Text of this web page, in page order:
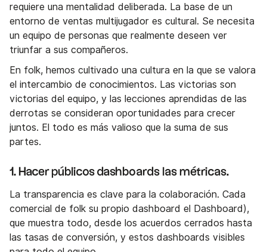
requiere una mentalidad deliberada. La base de un
entorno de ventas multijugador es cultural. Se necesita
un equipo de personas que realmente deseen ver
triunfar a sus compañeros.
En folk, hemos cultivado una cultura en la que se valora
el intercambio de conocimientos. Las victorias son
victorias del equipo, y las lecciones aprendidas de las
derrotas se consideran oportunidades para crecer
juntos. El todo es más valioso que la suma de sus
partes.
1. Hacer públicos dashboards las métricas.
La transparencia es clave para la colaboración. Cada
comercial de folk su propio dashboard el Dashboard),
que muestra todo, desde los acuerdos cerrados hasta
las tasas de conversión, y estos dashboards visibles